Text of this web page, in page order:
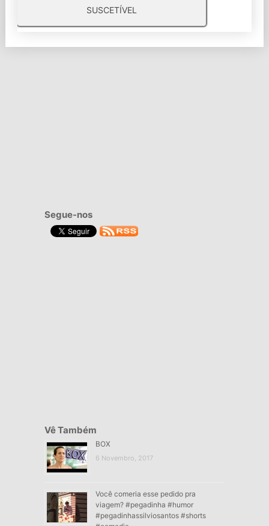
SUSCETÍVEL
Segue-nos
Vê Também
BOX
6 Novembro, 2017
Você comeria esse pedido pra
viagem? #pegadinha #humor
#pegadinhassilviosantos #shorts